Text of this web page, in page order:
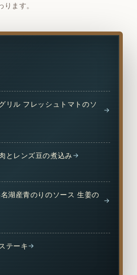
ます。
リル フレッシュトマトのソ
とレンズ豆の煮込み
湖産青のりのソース 生姜の
テーキ